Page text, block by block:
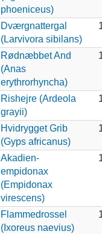
phoeniceus)
Dværgnattergal
(Larvivora sibilans)
Rødnæbbet And
(Anas
erythrorhyncha)
Rishejre (Ardeola
grayii)
Hvidrygget Grib
(Gyps africanus)
Akadien-
empidonax
(Empidonax
virescens)
Flammedrossel
(Ixoreus naevius)